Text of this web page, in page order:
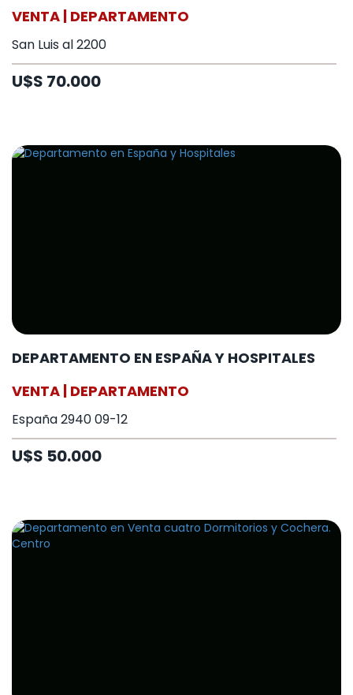
VENTA | DEPARTAMENTO
San Luis al 2200
U$S 70.000
DEPARTAMENTO EN ESPAÑA Y HOSPITALES
VENTA | DEPARTAMENTO
España 2940 09-12
U$S 50.000